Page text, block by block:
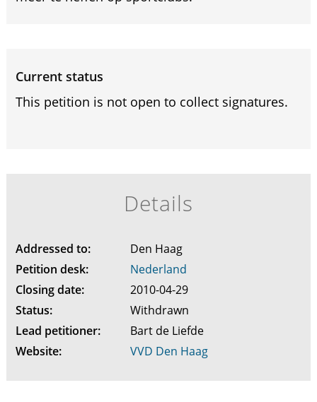
Current status
This petition is not open to collect signatures.
Details
Addressed to:
Den Haag
Petition desk:
Nederland
Closing date:
2010-04-29
Status:
Withdrawn
Lead petitioner:
Bart de Liefde
Website:
VVD Den Haag